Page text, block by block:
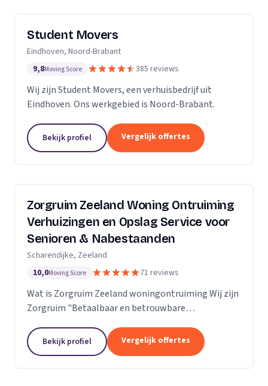
Student Movers
Eindhoven, Noord-Brabant
9,8Moving Score 385 reviews
Wij zijn Student Movers, een verhuisbedrijf uit
Eindhoven. Ons werkgebied is Noord-Brabant.
Bekijk profiel Vergelijk offertes
Zorgruim Zeeland Woning Ontruiming
Verhuizingen en Opslag Service voor
Senioren & Nabestaanden
Scharendijke, Zeeland
10,0Moving Score 71 reviews
Wat is Zorgruim Zeeland woningontruiming Wij zijn
Zorgruim "Betaalbaar en betrouwbare
kleine verhuizingen.” Onze Kwaliteit is namelijk zo
ongelofelijk...
Bekijk profiel Vergelijk offertes